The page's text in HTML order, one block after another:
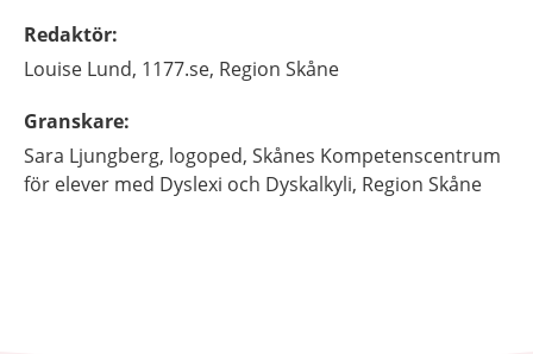
Redaktör:
Louise Lund, 1177.se, Region Skåne
Granskare:
Sara Ljungberg, logoped, Skånes Kompetenscentrum
för elever med Dyslexi och Dyskalkyli, Region Skåne